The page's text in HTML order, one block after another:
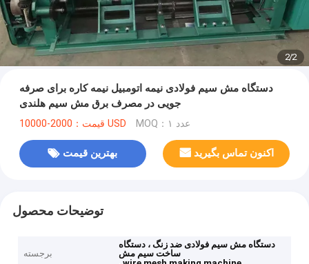
2/2
دستگاه مش سیم فولادی نیمه اتومبیل نیمه کاره برای صرفه
جویی در مصرف برق مش سیم هلندی
قیمت：2000-10000 USD MOQ：۱ عدد
بهترین قیمت اکنون تماس بگیرید
توضیحات محصول
برجسته
دستگاه مش سیم فولادی ضد زنگ ، دستگاه
ساخت سیم مش